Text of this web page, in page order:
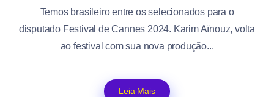
Temos brasileiro entre os selecionados para o
disputado Festival de Cannes 2024. Karim Aïnouz, volta
ao festival com sua nova produção...
Leia Mais